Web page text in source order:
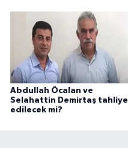
Abdullah Öcalan ve
Selahattin Demirtaş tahliye
edilecek mi?